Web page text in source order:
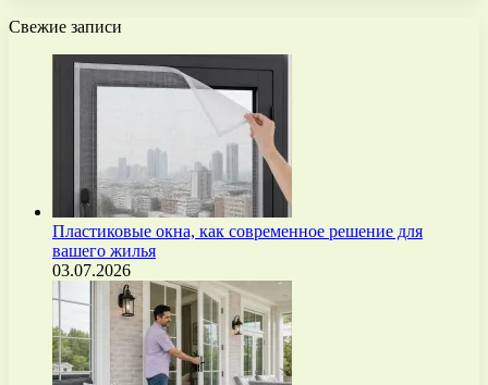
Свежие записи
Пластиковые окна, как современное решение для
вашего жилья
03.07.2026